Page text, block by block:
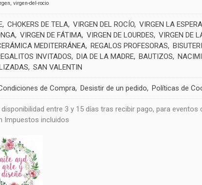
virgen-del-rocio
CHOKERS DE TELA VIRGEN DEL ROCÍO VIRGEN LA
VIRGEN DE FÁTIMA VIRGEN DE LOURDES VIRGEN DE
MEDITERRÁNEA REGALOS PROFESORAS
INVITADOS DIA DE LA MADRE BAUTIZOS
SAN VALENTIN
de Compra Desistir de un pedido Políticas de
disponibilidad entre 3 y 15 días tras recibir pago, para eventos
Impuestos incluidos